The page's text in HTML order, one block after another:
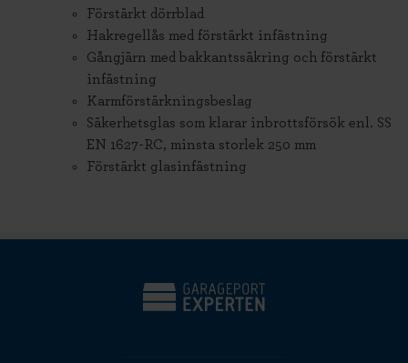
Förstärkt dörrblad
Hakregellås med förstärkt infästning
Gångjärn med bakkantssäkring och förstärkt
infästning
Karmförstärkningsbeslag
Säkerhetsglas som klarar inbrottsförsök enl. SS
EN 1627-RC, minsta storlek 250 mm
Förstärkt glasinfästning